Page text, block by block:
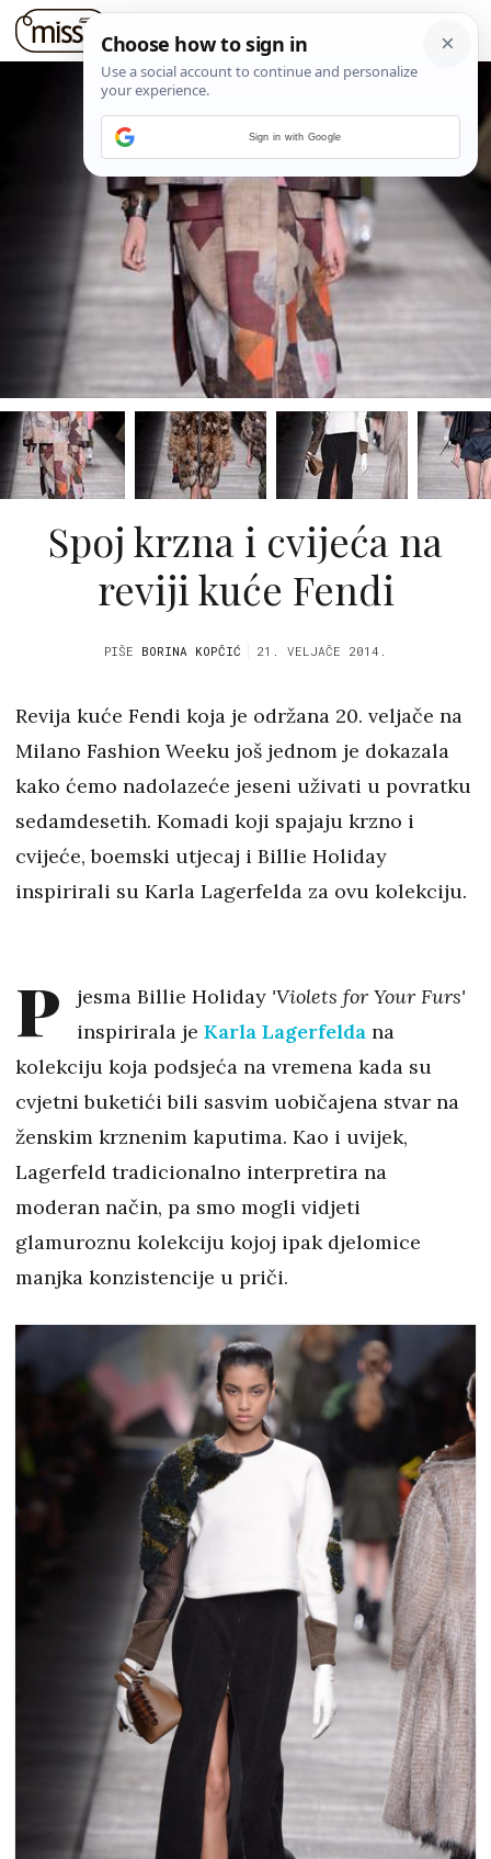
Spoj krzna i cvijeća na
reviji kuće Fendi
PIŠE BORINA KOPČIĆ 21. VELJAČE 2014.
Revija kuće Fendi koja je održana 20. veljače na
Milano Fashion Weeku još jednom je dokazala
kako ćemo nadolazeće jeseni uživati u povratku
sedamdesetih. Komadi koji spajaju krzno i
cvijeće, boemski utjecaj i Billie Holiday
inspirirali su Karla Lagerfelda za ovu kolekciju.
P jesma Billie Holiday'Violets for Your Furs'
inspirirala je Karla Lagerfeldana
kolekciju koja podsjeća na vremena kada su
cvjetni buketići bili sasvim uobičajena stvar na
ženskim krznenim kaputima. Kao i uvijek,
Lagerfeld tradicionalno interpretira na
moderan način, pa smo mogli vidjeti
glamuroznu kolekciju kojoj ipak djelomice
manjka konzistencije u priči.
Sign in with Google